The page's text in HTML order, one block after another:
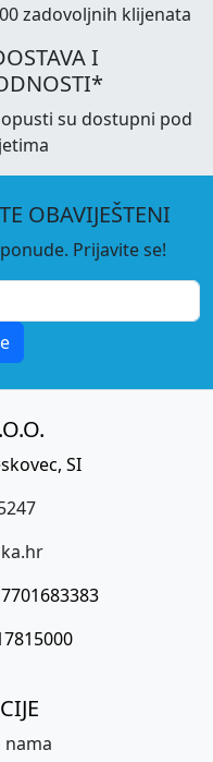
zadovoljnih klijenata
I
su dostupni pod
OBAVIJEŠTENI
Prijavite se!
SI
nama